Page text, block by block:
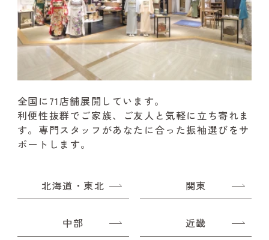
全国に71店舗展開しています。
利便性抜群でご家族、ご友人と気軽に立ち寄れま
す。 専門スタッフがあなたに合った振袖選びをサ
ポートします。
北海道・東北 関東
中部 近畿